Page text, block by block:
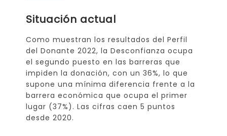
Situación actual
Como muestran los resultados del Perfil
del Donante 2022, la Desconfianza ocupa
el segundo puesto en las barreras que
impiden la donación, con un 36%, lo que
supone una mínima diferencia frente a la
barrera económica que ocupa el primer
lugar (37%). Las cifras caen 5 puntos
desde 2020.